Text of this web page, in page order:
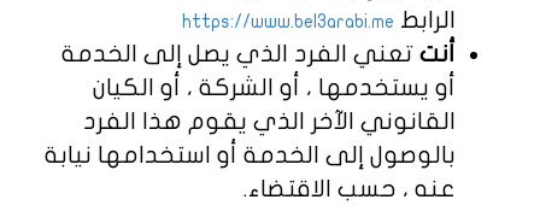
الرابط https://www.bel3arabi.me
أنت تعني الفرد الذي يصل إلى الخدمة
أو يستخدمها ، أو الشركة ، أو الكيان
القانوني الآخر الذي يقوم هذا الفرد
بالوصول إلى الخدمة أو استخدامها نيابة
عنه ، حسب الاقتضاء.